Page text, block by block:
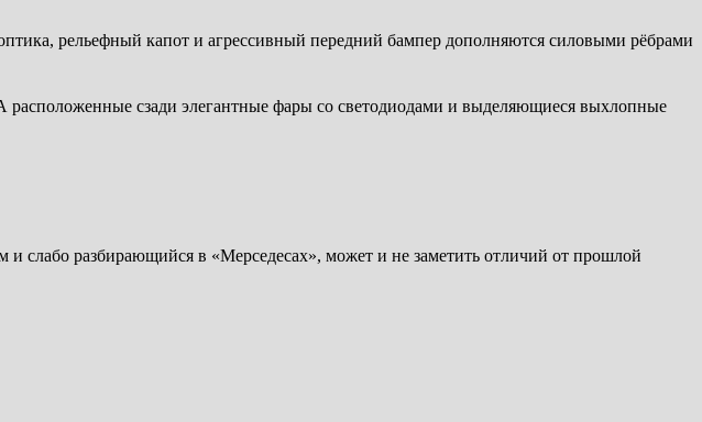
рельефный капот и агрессивный передний бампер дополняются силовыми рёбрами
сзади элегантные фары со светодиодами и выделяющиеся выхлопные
и слабо разбирающийся в «Мерседесах», может и не заметить отличий от прошлой